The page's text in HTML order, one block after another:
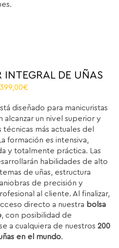
INTEGRAL DE UÑAS
€
is:
1.399,00€.
diseñado para manicuristas
alcanzar un nivel superior y
técnicas más actuales del
formación es intensiva,
y totalmente práctica. Las
habilidades de alto
de uñas, estructura
de precisión y
al cliente. Al finalizar,
directo a nuestra bolsa
, con posibilidad de
a cualquiera de nuestros200
en el mundo.